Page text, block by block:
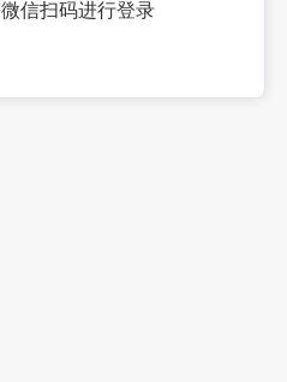
微信扫码进行登录